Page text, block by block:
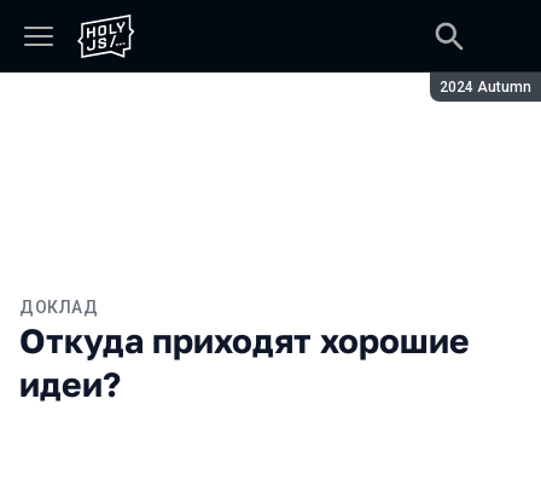
Сезон:
2024 Autumn
ДОКЛАД
Откуда приходят хорошие
идеи?